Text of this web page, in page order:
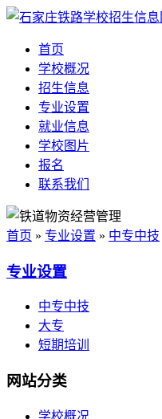
首页
学校概况
招生信息
专业设置
就业信息
学校图片
报名
联系我们
首页 » 专业设置 » 中专中技
专业设置
中专中技
大专
短期培训
网站分类
学校概况